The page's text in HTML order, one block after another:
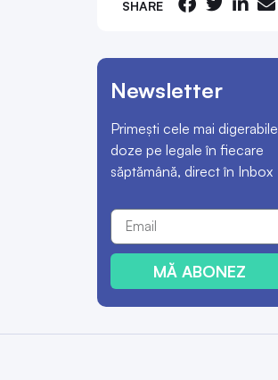
SHARE
Newsletter
Primești cele mai digerabile
doze pe legale în fiecare
săptămână, direct în Inbox
MĂ ABONEZ